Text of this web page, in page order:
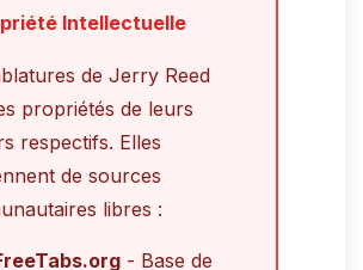
Intellectuelle
de Jerry Reed
propriétés de leurs
respectifs. Elles
de sources
libres :
- Base de